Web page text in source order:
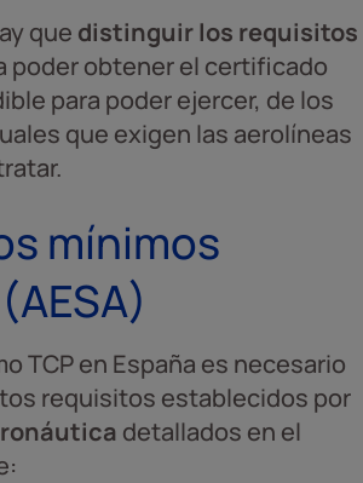
que distinguir los requisitos
poder obtener el certificado
para poder ejercer, de los
que exigen las aerolíneas
mínimos
TCP en España es necesario
requisitos establecidos por
detallados en el